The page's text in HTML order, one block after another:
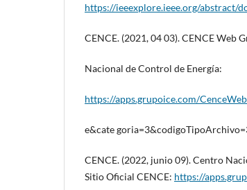
https://ieeexplore.ieee.org/abstract/
CENCE. (2021, 04 03). CENCE Web
Nacional de Control de Energía:
https://apps.grupoice.com/
e&cate
CENCE. (2022, junio 09). Centro
Sitio Oficial CENCE: https://